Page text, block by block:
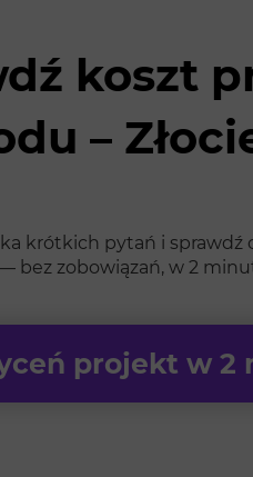
koszt
–
krótkich pytań i sprawdź
bez zobowiązań, w 2
projekt w 2